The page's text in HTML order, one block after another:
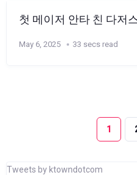
첫 메이저 안타 친 다저
May 6, 2025 33 secs read
1
Tweets by ktowndotcom